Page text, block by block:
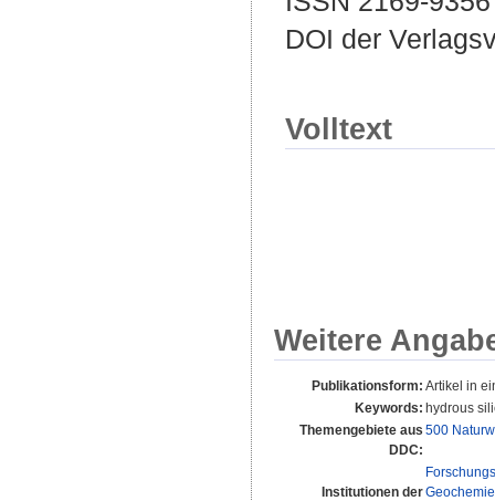
DOI der
Volltext
Weitere
Publikationsform: Artikel in
Keywords: hydrous
Themengebiete aus
DDC:
500
Institutionen der